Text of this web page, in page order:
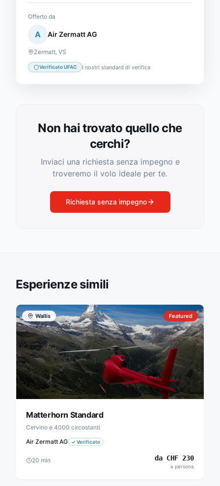
Offerto da
A Air Zermatt AG
Zermatt, VS
Verificato UFAC I nostri standard di verifica
Non hai trovato quello che
cerchi?
Inviaci una richiesta senza impegno e
troveremo il volo ideale per te.
Richiesta senza impegno
Esperienze simili
Wallis Featured
Matterhorn Standard
Cervino e 4000 circostanti
Air Zermatt AG
✓ Verificato
20 min da CHF 230
a persona